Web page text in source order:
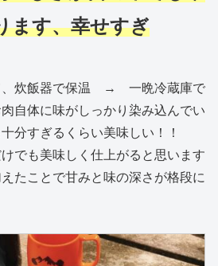
ます、幸せすぎ
、炊飯器で保温 → 一晩冷蔵庫で
自体に味がしっかり染み込んでい
分すぎるくらい美味しい！！
でも美味しく仕上がると思います
たことで甘みと味の深さが格段に